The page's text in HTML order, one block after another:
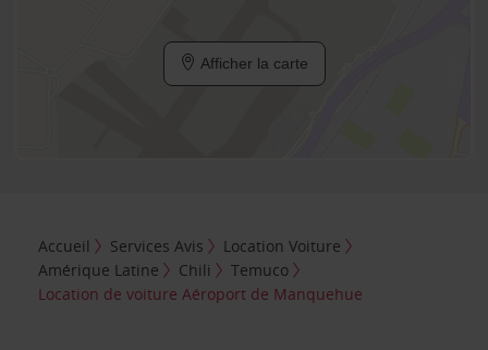
Afficher la carte
Accueil Services Avis
Location Voiture
Amérique Latine
Chili
Temuco
Location de voiture Aéroport de Manquehue